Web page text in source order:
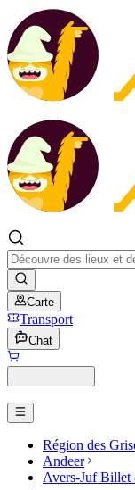
Carte
Transport
Chat
Région des
Andeer
Avers-Juf Billet